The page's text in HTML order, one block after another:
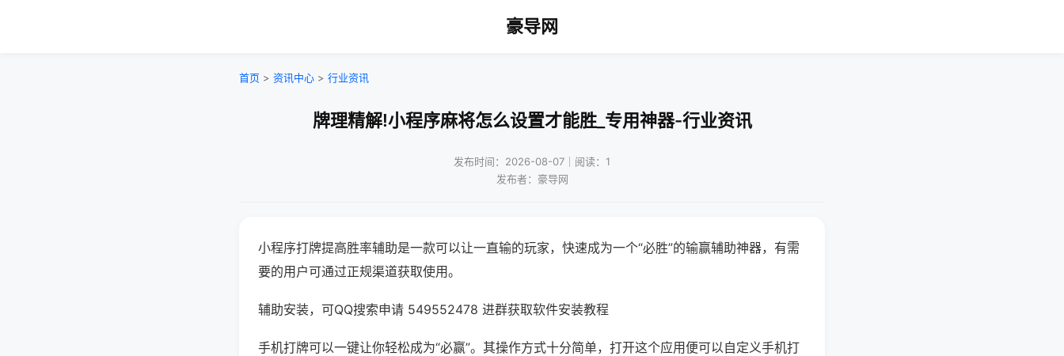
豪导网
首页 > 资讯中心 > 行业资讯
牌理精解!小程序麻将怎么设置才能胜_专用神器-行业资讯
发布时间：2026-08-07｜阅读：1
发布者：豪导网
小程序打牌提高胜率辅助是一款可以让一直输的玩家，快速成为一个“必胜”的输赢辅助神器，有需
要的用户可通过正规渠道获取使用。
辅助安装，可QQ搜索申请 549552478 进群获取软件安装教程
手机打牌可以一键让你轻松成为“必赢”。其操作方式十分简单，打开这个应用便可以自定义手机打